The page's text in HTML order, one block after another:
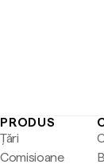
PRODUS
Țări
Comisioane